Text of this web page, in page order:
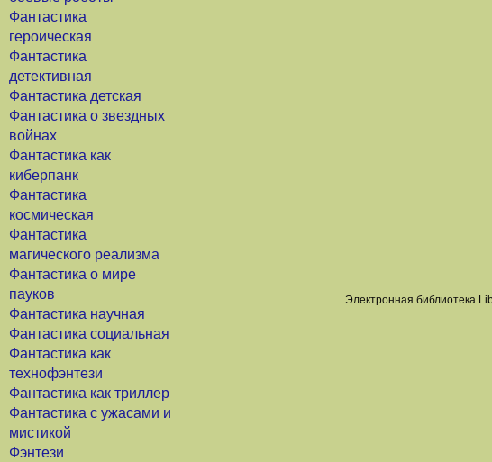
Фантастика
героическая
Фантастика
детективная
Фантастика детская
Фантастика о звездных
войнах
Фантастика как
киберпанк
Фантастика
космическая
Фантастика
магического реализма
Фантастика о мире
пауков
Фантастика научная
Фантастика социальная
Фантастика как
технофэнтези
Фантастика как триллер
Фантастика с ужасами и
мистикой
Фэнтези
Электронная библиотека